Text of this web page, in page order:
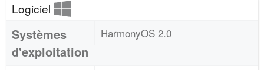
Logiciel
Systèmes
d'exploitation
HarmonyOS 2.0